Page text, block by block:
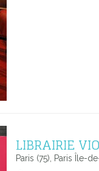
LIBRAIRIE
Paris (75), Paris Île-